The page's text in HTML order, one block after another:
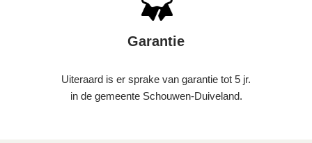
Garantie
Uiteraard is er sprake van garantie tot 5 jr.
in de gemeente Schouwen-Duiveland.